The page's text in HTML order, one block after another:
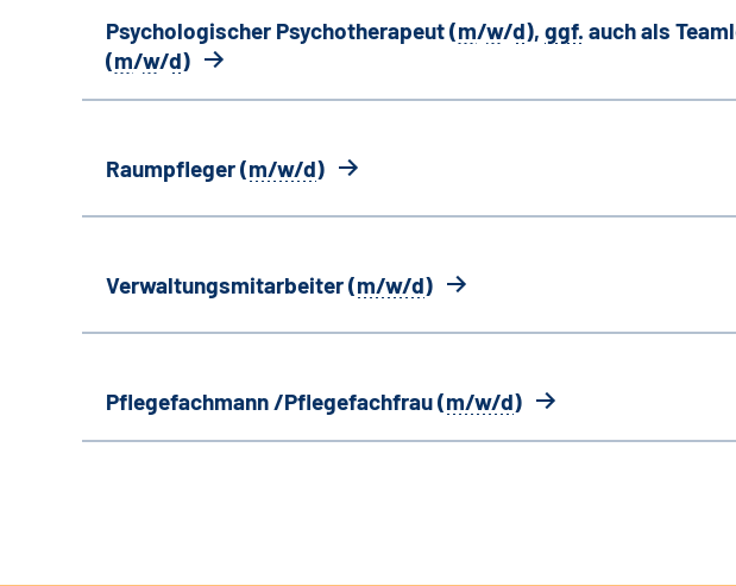
Psychologischer Psychotherapeut (m/w/d), ggf. auch als Team
(m/w/d)
Raumpfleger (m/w/d)
Verwaltungsmitarbeiter (m/w/d)
Pflegefachmann /Pflegefachfrau (m/w/d)